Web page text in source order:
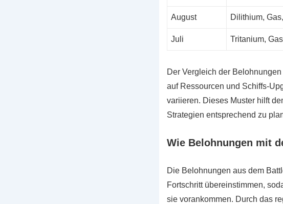
August Dilithium,
Juli Tritanium,
Der Vergleich der
auf Ressourcen und Schiffs-
variieren. Dieses Muster hilft
Strategien entsprechend zu
Wie Belohnungen mit
Die Belohnungen aus dem
Fortschritt übereinstimmen,
sie vorankommen. Durch das